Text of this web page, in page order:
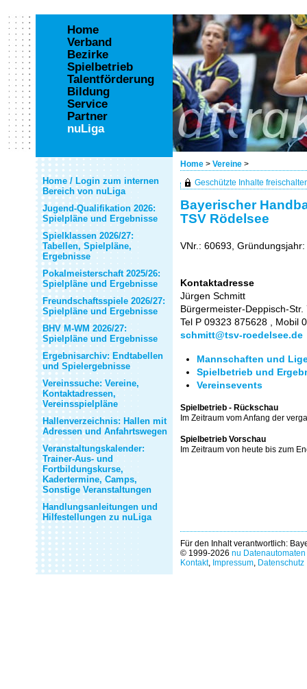
Home > Vereine >
Home
Verband
Bezirke
Spielbetrieb
Talentförderung
Bildung
Service
Partner
nuLiga
Home / Login zum internen
Bereich von nuLiga
Jugend-Qualifikation 2026:
Spielpläne und Ergebnisse
Spielklassen 2026/27:
Tabellen, Spielpläne,
Ergebnisse
Pokalmeisterschaft 2025/26:
Spielpläne und Ergebnisse
Freundschaftsspiele 2026/27:
Spielpläne und Ergebnisse
BHV M-WM 2026/27:
Spielpläne und Ergebnisse
Ergebnisarchiv: Endtabellen
und Spielergebnisse
Vereinssuche: Vereine,
Kontaktadressen,
Vereinsspielpläne
Hallenverzeichnis: Hallen mit
Adressen und Anfahrtswegen
Veranstaltungskalender:
Trainer-Aus- und
Fortbildungskurse,
Kadertermine, Camps,
Sonstige Veranstaltungen
Handlungsanleitungen und
Hilfestellungen zu nuLiga
Geschützte Inhalte
Bayerischer
TSV Rödelsee
VNr.: 60693,
Kontaktadresse
Jürgen Schmitt
Bürgermeister-Deppisch-
Tel P 09323 875628 , Mobil
schmitt@tsv-roedelsee.de
Mannschaften und
Spielbetrieb und
Vereinsevents
Spielbetrieb - Rückschau
Im Zeitraum vom Anfang der
Spielbetrieb Vorschau
Im Zeitraum von heute bis zum
Für den Inhalt verantwortlich:
© 1999-2026 nu
Kontakt, Impressum, Datenschutz